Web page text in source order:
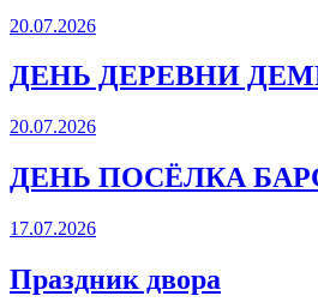
20.07.2026
ДЕНЬ ДЕРЕВНИ
20.07.2026
ДЕНЬ ПОСЁЛКА
17.07.2026
Праздник двора